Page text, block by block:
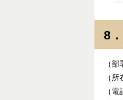
8
（
（
（